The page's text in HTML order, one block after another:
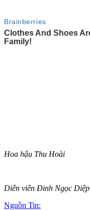
Hoa hậu Thu Hoài
Diễn viên Đinh Ngọc Diệp
Nguồn Tin: